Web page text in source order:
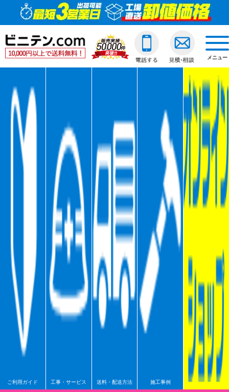
メニュー
ご利用ガイド 工事・サービス 送料・配送方法 施工事例
ビニールカーテン 透明ビニールカーテン
糸入ビニールカーテン
ターポリンビニール
パワーシートビニー
ターポリンメッシュ
不燃ターポリンビニ
耐熱ビニールカーテン
溶接遮光ビニールカ
オプション加工一覧
戻る
ジャバラビニールカーテン
透明ジャバラビニー
糸入りジャバラビニ
ターポリンジャバラ
コンビネーションジ
不燃ターポリンジャ
戻る
のれんカーテン式
のれんカーテン式ビ
のれんカーテン可動
戻る
ロールスクリーン
透明ロールスクリーン
透明糸入りロールス
ターポリンロールス
不燃ターポリンロー
透明電動ロールスク
糸入透明電動ロール
ターポリン電動ロー
不燃ターポリン電動
屋外/野外用ロールス
戻る
アコーディオンドア
透明アコーディオン
糸入アコーディオン
ターポリンアコーデ
不燃ターポリンアコ
ネットカーテン網
ネットカーテン/網
戻る
大型カーテンレール
D30スチール製
D30アルミ製
D30ステンレス製
D30隙間シートレール
D40スチール製
D40アルミ製
D40ステンレス製
D40隙間シートレール
XGレール
HGレール
ベンダーレール
その他部品関連
間仕切ポールスリム
間仕切ポール押さえ
間仕切ポールHGタイ
間仕切ポールXGタイ
間仕切ポールネット用
戻る
透明ビニールカバー
糸入りビニールカバー
合繊帆布ビニールカ
パワーシートビニー
ターポリンビニール
オプション加工
戻る
透明ビニールシート
糸入りビニールシート
合繊帆布ビニールシ
パワーシートビニー
ターポリンビニール
オプション加工
戻る
原反カット販売
透明フィルム原反・
糸入フィルム原反・
ターポリン原反・カ
帯電防止ターポリン
ターポリンメッシュ
パワーシート原反・
不燃ターポリン原反
耐熱シート原反・カ
溶接遮光シート原反
のれんカーテン原反
のれんカーテン可動
戻る
ご利用ガイド
他社との違い
ご注文の流れ
送料・配送方法
各種納期
返品・交換
お支払い方法
パートナー募集